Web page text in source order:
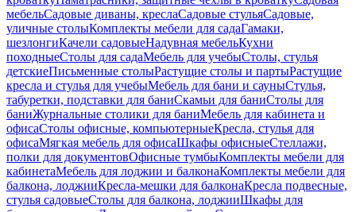
мебельСадовые диваны, креслаСадовые стульяСадовые,
уличные столыКомплекты мебели для садаГамаки,
шезлонгиКачели садовыеНадувная мебельКухни
походныеСтолы для садаМебель для учебыСтолы, стулья
детскиеПисьменные столыРастущие столы и партыРастущие
кресла и стулья для учебыМебель для бани и сауныСтулья,
табуретки, подставки для баниСкамьи для баниСтолы для
баниЖурнальные столики для баниМебель для кабинета и
офисаСтолы офисные, компьютерныеКресла, стулья для
офисаМягкая мебель для офисаШкафы офисныеСтеллажи,
полки для документовОфисные тумбыКомплекты мебели для
кабинетаМебель для лоджии и балконаКомплекты мебели для
балкона, лоджииКресла-мешки для балконаКресла подвесные,
стулья садовыеСтолы для балкона, лоджииШкафы для